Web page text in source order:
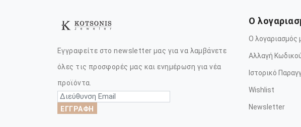
Εγγραφείτε στο newsletter μας για να λαμβάνετε
όλες τις προσφορές μας και ενημέρωση για νέα
προϊόντα.
ΕΓΓΡΑΦΗ
Ο
Ο λογαριασμός
Αλλαγή
Ιστορικό
Wishlist
Newsletter